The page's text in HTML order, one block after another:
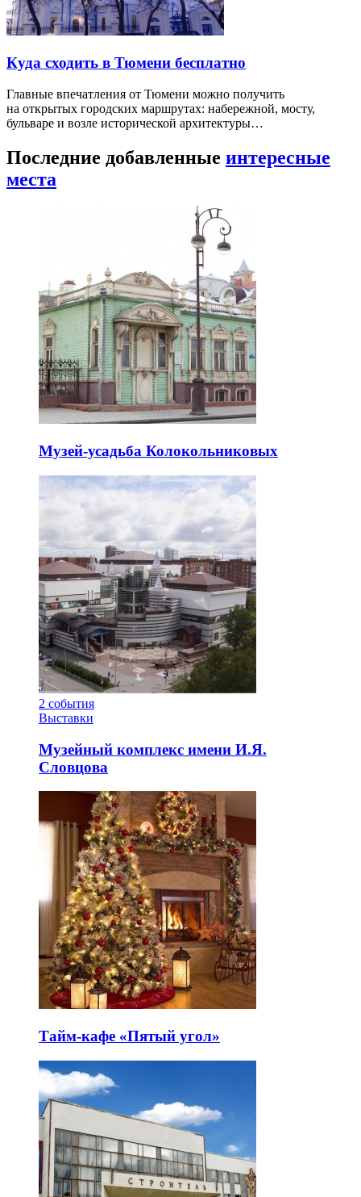
Куда сходить в Тюмени бесплатно
Главные впечатления от Тюмени можно получить
на открытых городских маршрутах: набережной, мосту,
бульваре и возле исторической архитектуры…
Последние добавленные интересные
места
Музей-усадьба Колокольниковых
2 события
Выставки
Музейный комплекс имени И.Я.
Словцова
Тайм-кафе «Пятый угол»